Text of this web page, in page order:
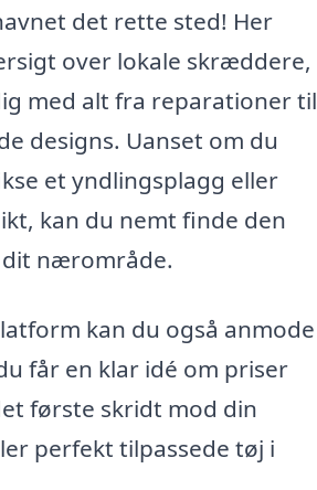
det rette sted! Her
over lokale skræddere,
med alt fra reparationer til
designs. Uanset om du
et yndlingsplagg eller
kan du nemt finde den
nærområde.
kan du også anmode
får en klar idé om priser
første skridt mod din
perfekt tilpassede tøj i